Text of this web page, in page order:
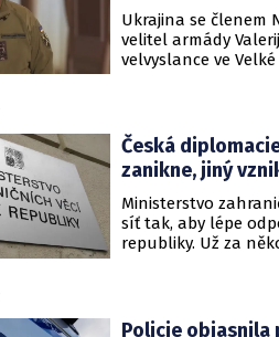
Ukrajina se členem
velitel armády
velvyslance ve
Česká
zanikne, jiný
Ministerstvo
síť tak, aby lépe
republiky. Už za
Policie objasnila